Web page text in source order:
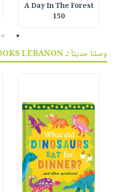
A Day In The Forest
150
1
2
وصلنا حديثاً لـ INSPIRING BOOKS LEBANON :